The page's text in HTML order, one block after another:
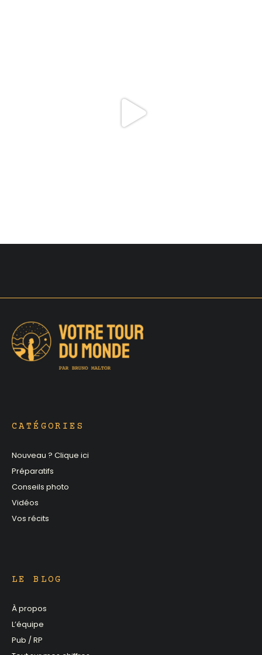
CATÉGORIES
Nouveau ? Clique ici
Préparatifs
Conseils photo
Vidéos
Vos récits
LE BLOG
À propos
L’équipe
Pub / RP